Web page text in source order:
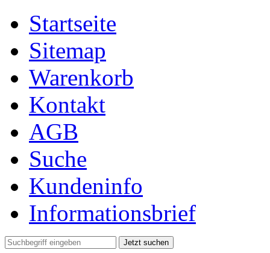
Startseite
Sitemap
Warenkorb
Kontakt
AGB
Suche
Kundeninfo
Informationsbrief
Jetzt suchen